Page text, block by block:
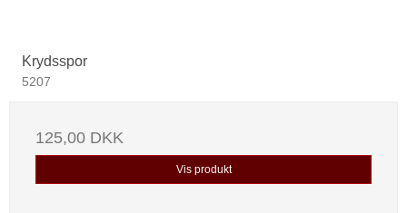
Krydsspor
5207
125,00 DKK
Vis produkt